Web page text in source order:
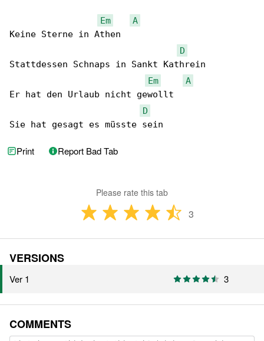
Em
A
Keine Sterne in Athen
D
Stattdessen Schnaps in Sankt Kathrein
Em
A
Er hat den Urlaub nicht gewollt
D
Sie hat gesagt es müsste sein
Print Report Bad Tab
Please rate this tab
3
VERSIONS
Ver 1 3
COMMENTS